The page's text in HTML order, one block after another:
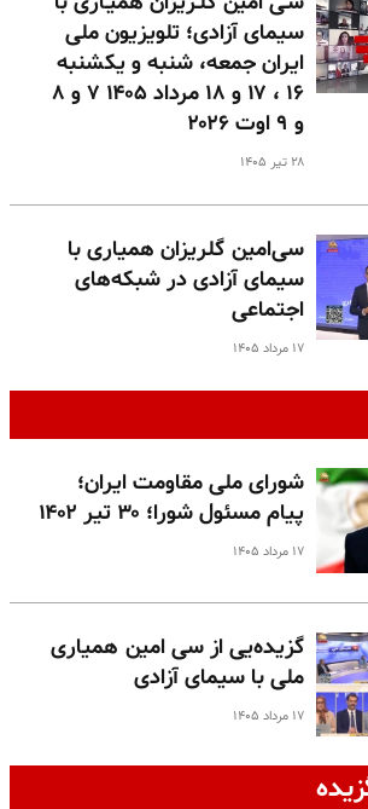
سیمای آزادی؛ تلویزیون ملی
ایران جمعه، شنبه و یکشنبه
۱۶ ، ۱۷ و ۱۸ مرداد ۱۴۰۵ ۷ و ۸
و ۹ اوت ۲۰۲۶
۲۸ تیر ۱۴۰۵
سی‌امین گلریزان همیاری با
سیمای آزادی در شبکه‌های
اجتماعی
۱۷ مرداد ۱۴۰۵
شورای ملی مقاومت ایران؛
پیام مسئول شورا؛ ۳۰ تیر ۱۴۰۲
۱۷ مرداد ۱۴۰۵
گزیده‌یی از سی امین همیاری
ملی با سیمای آزادی
۱۷ مرداد ۱۴۰۵